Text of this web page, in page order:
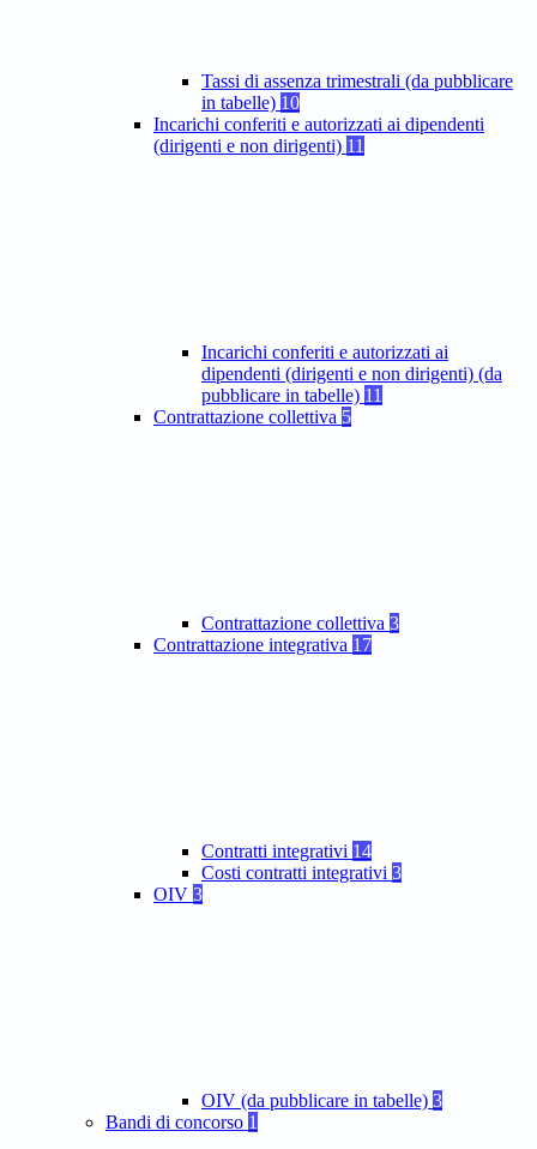
Tassi di assenza trimestrali (da pubblicare
in tabelle) 10
Incarichi conferiti e autorizzati ai dipendenti
(dirigenti e non dirigenti) 11
Incarichi conferiti e autorizzati ai
dipendenti (dirigenti e non dirigenti) (da
pubblicare in tabelle) 11
Contrattazione collettiva 5
Contrattazione collettiva 3
Contrattazione integrativa 17
Contratti integrativi 14
Costi contratti integrativi 3
OIV 3
OIV (da pubblicare in tabelle) 3
Bandi di concorso 1